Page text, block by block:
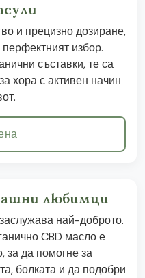
и прецизно дозиране,
избор.
съставки, те са
хора с активен начин
любимци
най-доброто.
CBD масло е
за да помогне за
болката и да подобри